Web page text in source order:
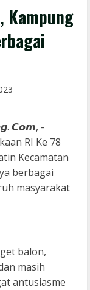
Kampung
𝘾𝙤𝙢, -
RI Ke 78
Kecamatan
berbagai
masyarakat
balon,
masih
antusiasme